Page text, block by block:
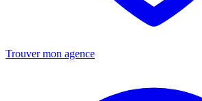
Trouver mon agence